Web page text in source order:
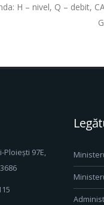
H – nivel, Q – debit,
Ploiești 97E,